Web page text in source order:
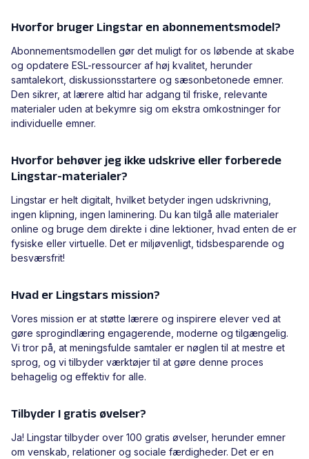
Hvorfor bruger Lingstar en abonnementsmodel?
Abonnementsmodellen gør det muligt for os løbende at skabe
og opdatere ESL-ressourcer af høj kvalitet, herunder
samtalekort, diskussionsstartere og sæsonbetonede emner.
Den sikrer, at lærere altid har adgang til friske, relevante
materialer uden at bekymre sig om ekstra omkostninger for
individuelle emner.
Hvorfor behøver jeg ikke udskrive eller forberede
Lingstar-materialer?
Lingstar er helt digitalt, hvilket betyder ingen udskrivning,
ingen klipning, ingen laminering. Du kan tilgå alle materialer
online og bruge dem direkte i dine lektioner, hvad enten de er
fysiske eller virtuelle. Det er miljøvenligt, tidsbesparende og
besværsfrit!
Hvad er Lingstars mission?
Vores mission er at støtte lærere og inspirere elever ved at
gøre sprogindlæring engagerende, moderne og tilgængelig.
Vi tror på, at meningsfulde samtaler er nøglen til at mestre et
sprog, og vi tilbyder værktøjer til at gøre denne proces
behagelig og effektiv for alle.
Tilbyder I gratis øvelser?
Ja! Lingstar tilbyder over 100 gratis øvelser, herunder emner
om venskab, relationer og sociale færdigheder. Det er en